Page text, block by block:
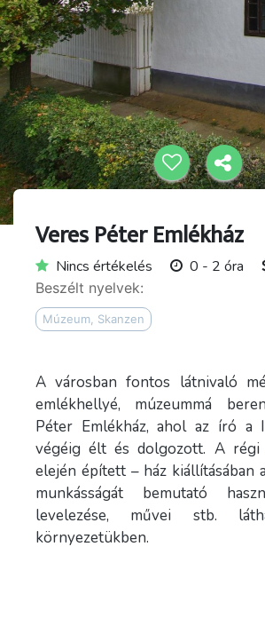
Veres Péter Emlékház
Nincs értékelés 0 - 2 óra
Beszélt nyelvek:
Múzeum, Skanzen
A városban fontos látnivaló
emlékhellyé, múzeummá
Péter Emlékház, ahol az író a
végéig élt és dolgozott. A régi
elején épített – ház kiállításában
munkásságát bemutató
levelezése, művei stb.
környezetükben.